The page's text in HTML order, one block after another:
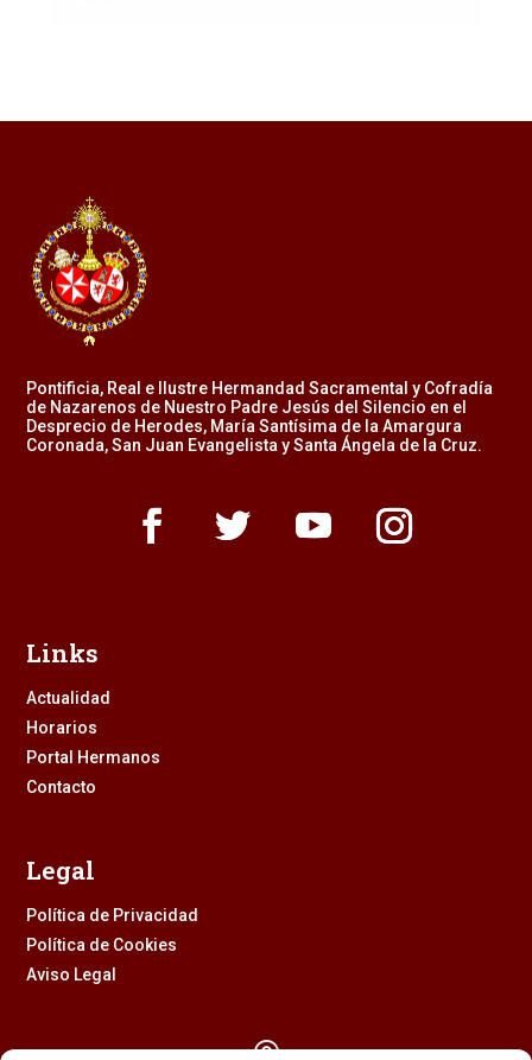
Pontificia, Real e Ilustre Hermandad Sacramental y Cofradía
de Nazarenos de Nuestro Padre Jesús del Silencio en el
Desprecio de Herodes, María Santísima de la Amargura
Coronada, San Juan Evangelista y Santa Ángela de la Cruz.
Links
Actualidad
Horarios
Portal Hermanos
Contacto
Legal
Política de Privacidad
Política de Cookies
Aviso Legal